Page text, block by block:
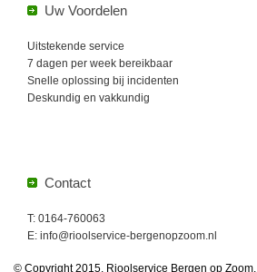
Uw Voordelen
Uitstekende service
7 dagen per week bereikbaar
Snelle oplossing bij incidenten
Deskundig en vakkundig
Contact
T: 0164-760063
E: info@rioolservice-bergenopzoom.nl
© Copyright 2015. Rioolservice Bergen op Zoom.